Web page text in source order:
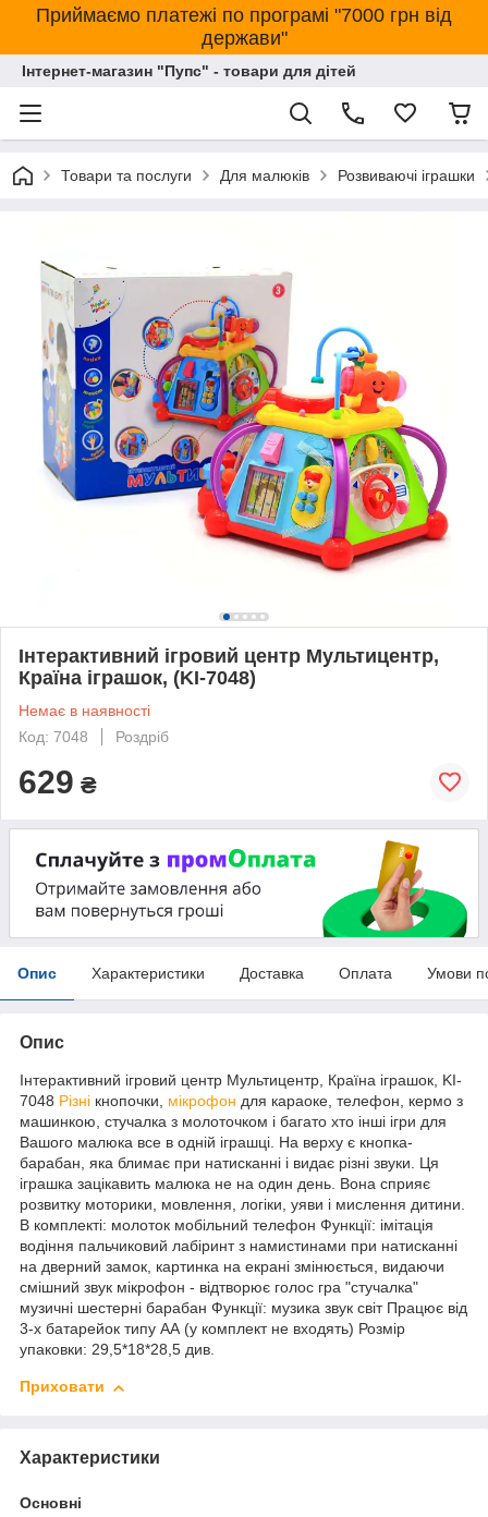
Приймаємо платежі по програмі "7000 грн від
держави"
Інтернет-магазин "Пупс" - товари для дітей
Товари та послуги Для малюків Розвиваючі іграшки
Інтерактивний ігровий центр Мультицентр,
Країна іграшок, (KI-7048)
Немає в наявності
Код: 7048
Роздріб
629 ₴
Опис Характеристики Доставка Оплата Умови
Опис
Інтерактивний ігровий центр Мультицентр, Країна іграшок, KI-
7048 Різні кнопочки, мікрофон для караоке, телефон, кермо з
машинкою, стучалка з молоточком і багато хто інші ігри для
Вашого малюка все в одній іграшці. На верху є кнопка-
барабан, яка блимає при натисканні і видає різні звуки. Ця
іграшка зацікавить малюка не на один день. Вона сприяє
розвитку моторики, мовлення, логіки, уяви і мислення дитини.
В комплекті: молоток мобільний телефон Функції: імітація
водіння пальчиковий лабіринт з намистинами при натисканні
на дверний замок, картинка на екрані змінюється, видаючи
смішний звук мікрофон - відтворює голос гра "стучалка"
музичні шестерні барабан Функції: музика звук світ Працює від
3-х батарейок типу АА (у комплект не входять) Розмір
упаковки: 29,5*18*28,5 див.
Приховати
Характеристики
Основні